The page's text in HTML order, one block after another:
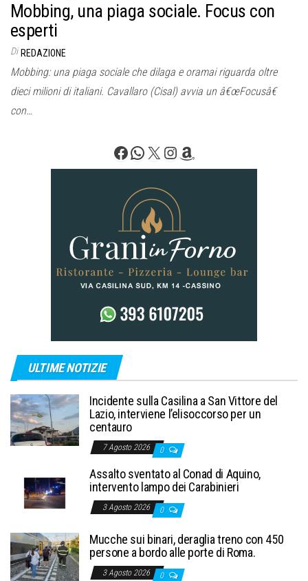
Mobbing, una piaga sociale. Focus con
esperti
Di REDAZIONE
Mobbing: una piaga sociale che dilaga e oramai riguarda oltre
dieci milioni di italiani. Cavallaro (Cisal) avvia un â€œFocusâ€
con…
Facebook
WhatsApp
X Instagram
Amazon
ULTIME NOTIZIE
Incidente sulla Casilina a San Vittore del
Lazio, interviene l’elisoccorso per un
centauro
7 Agosto 2026 0
Assalto sventato al Conad di Aquino,
intervento lampo dei Carabinieri
3 Agosto 2026 0
Mucche sui binari, deraglia treno con 450
persone a bordo alle porte di Roma.
3 Agosto 2026 0